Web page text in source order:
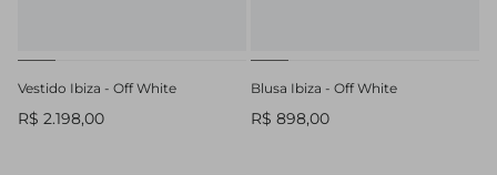
Vestido Ibiza - Off White
R$ 2.198,00
Blusa Ibiza - Off White
R$ 898,00